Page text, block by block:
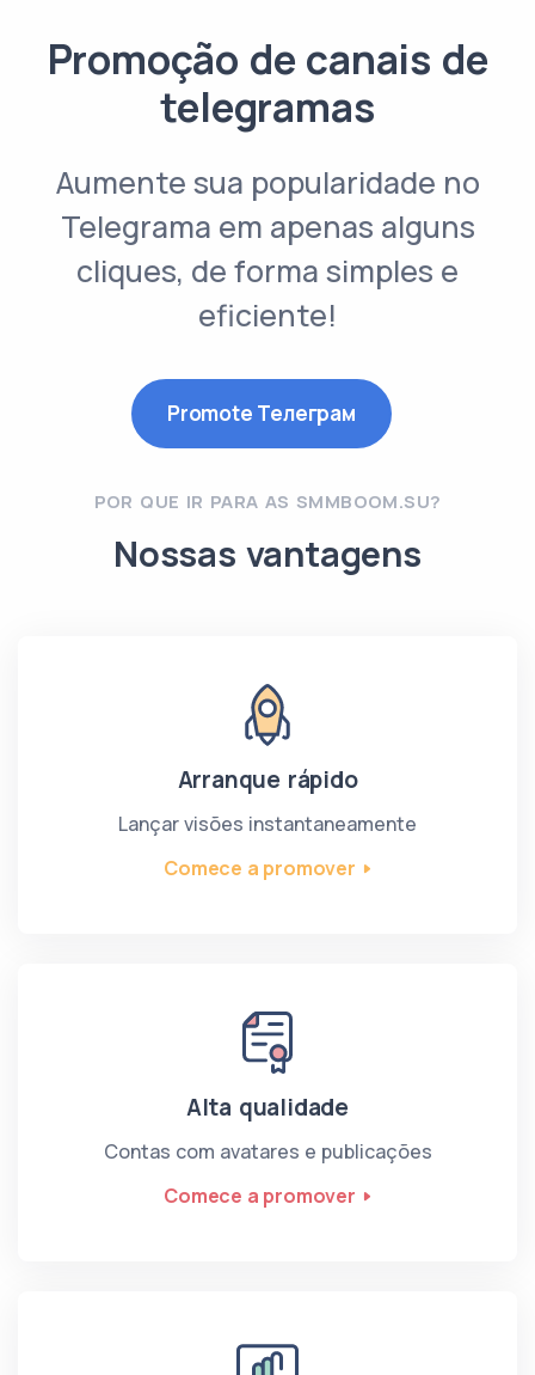
Promoção de canais de
telegramas
Aumente sua popularidade no
Telegrama em apenas alguns
cliques, de forma simples e
eficiente!
Promote Телеграм
POR QUE IR PARA AS SMMBOOM.SU?
Nossas vantagens
Arranque rápido
Lançar visões instantaneamente
Comece a promover
Alta qualidade
Contas com avatares e publicações
Comece a promover